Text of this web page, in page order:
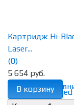
избранное
Картридж Hi-
Laser...
(0)
5 654 руб.
В корзину